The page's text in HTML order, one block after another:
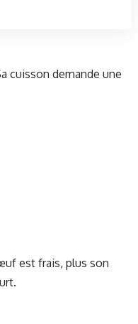
cuisson demande une
est frais, plus son